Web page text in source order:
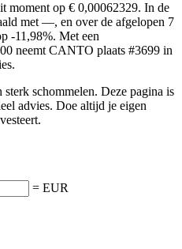
moment op € 0,00062329. In de
met —, en over de afgelopen 7
-11,98%. Met een
neemt CANTO plaats #3699 in
schommelen. Deze pagina is
advies. Doe altijd je eigen
= EUR